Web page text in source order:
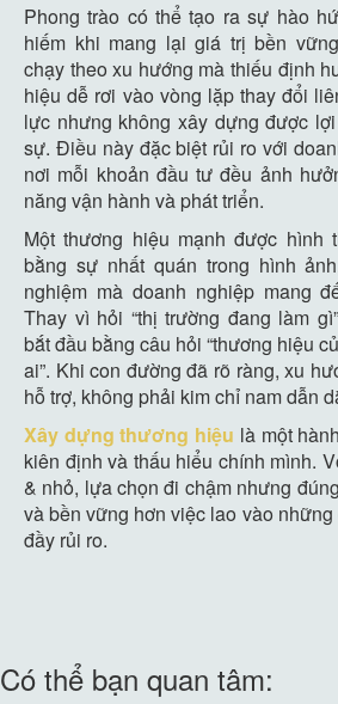
Phong trào có thể tạo ra sự hào
hiếm khi mang lại giá trị bền
chạy theo xu hướng mà thiếu định
hiệu dễ rơi vào vòng lặp thay đổi
lực nhưng không xây dựng được
sự. Điều này đặc biệt rủi ro với
nơi mỗi khoản đầu tư đều ảnh
năng vận hành và phát triển.
Một thương hiệu mạnh được hình
bằng sự nhất quán trong hình
nghiệm mà doanh nghiệp mang
Thay vì hỏi “thị trường đang làm
bắt đầu bằng câu hỏi “thương hiệu
ai”. Khi con đường đã rõ ràng, xu
hỗ trợ, không phải kim chỉ nam dẫn
Xây dựng thương hiệu là một
kiên định và thấu hiểu chính mình.
& nhỏ, lựa chọn đi chậm nhưng
và bền vững hơn việc lao vào
đầy rủi ro.
Có thể bạn quan tâm: